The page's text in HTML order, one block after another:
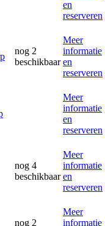
en
reserveren
nog 2
beschikbaar
Meer
informatie
en
reserveren
Meer
informatie
en
reserveren
nog 4
beschikbaar
Meer
informatie
en
reserveren
nog 2
Meer
informatie